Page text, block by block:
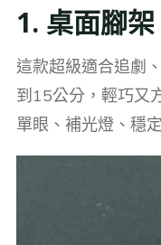
1. 桌面腳架
這款超級適合追劇
到15公分，輕巧又
單眼、補光燈、穩